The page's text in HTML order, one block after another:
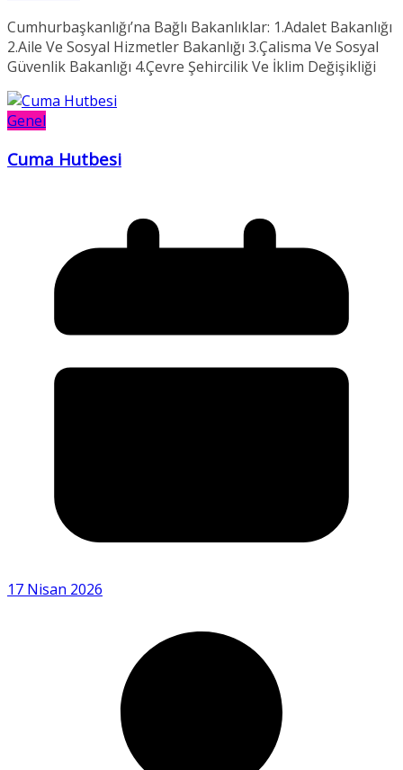
Cumhurbaşkanlığı’na Bağlı Bakanlıklar: 1.Adalet Bakanlığı
2.Aile Ve Sosyal Hizmetler Bakanlığı 3.Çalisma Ve Sosyal
Güvenlik Bakanlığı 4.Çevre Şehircilik Ve İklim Değişikliği
Genel
Cuma Hutbesi
17 Nisan 2026